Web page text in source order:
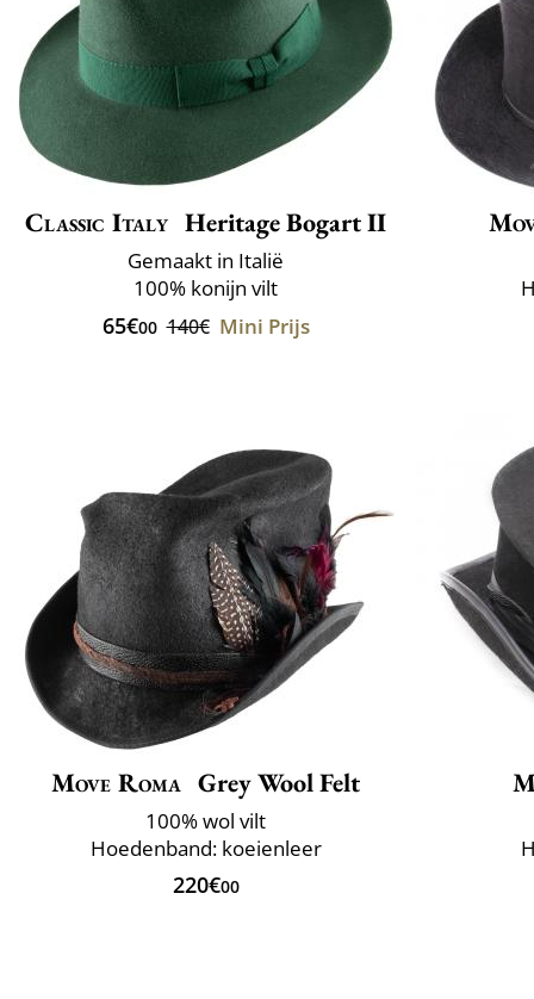
Classic Italy Heritage Bogart II
Gemaakt in Italië
100% konijn vilt
65€00 140€ Mini Prijs
Move Roma Grey Wool Felt
100% wol vilt
Hoedenband: koeienleer
220€00